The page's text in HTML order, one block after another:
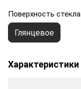
Поверхность стекла
Глянцевое
Характеристики